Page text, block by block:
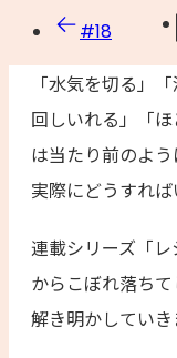
#18
「水気を切る」
回しいれる」「
は当たり前のよ
実際にどうすれば
連載シリーズ「
からこぼれ落ち
解き明かしていき